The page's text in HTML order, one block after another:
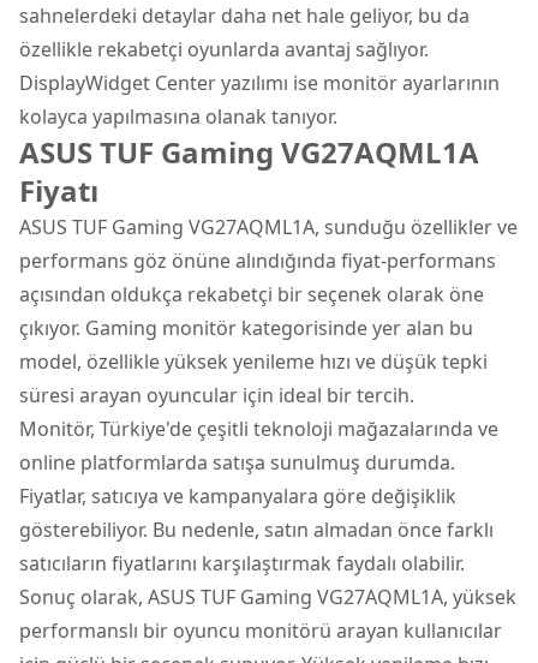
sahnelerdeki detaylar daha net hale geliyor, bu da
özellikle rekabetçi oyunlarda avantaj sağlıyor.
DisplayWidget Center yazılımı ise monitör ayarlarının
kolayca yapılmasına olanak tanıyor.
ASUS TUF Gaming VG27AQML1A
Fiyatı
ASUS TUF Gaming VG27AQML1A, sunduğu özellikler ve
performans göz önüne alındığında fiyat-performans
açısından oldukça rekabetçi bir seçenek olarak öne
çıkıyor. Gaming monitör kategorisinde yer alan bu
model, özellikle yüksek yenileme hızı ve düşük tepki
süresi arayan oyuncular için ideal bir tercih.
Monitör, Türkiye'de çeşitli teknoloji mağazalarında ve
online platformlarda satışa sunulmuş durumda.
Fiyatlar, satıcıya ve kampanyalara göre değişiklik
gösterebiliyor. Bu nedenle, satın almadan önce farklı
satıcıların fiyatlarını karşılaştırmak faydalı olabilir.
Sonuç olarak, ASUS TUF Gaming VG27AQML1A, yüksek
performanslı bir oyuncu monitörü arayan kullanıcılar